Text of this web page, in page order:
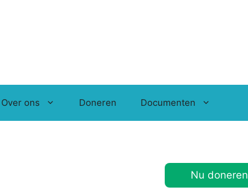
Over ons Doneren Documenten
Nu doneren